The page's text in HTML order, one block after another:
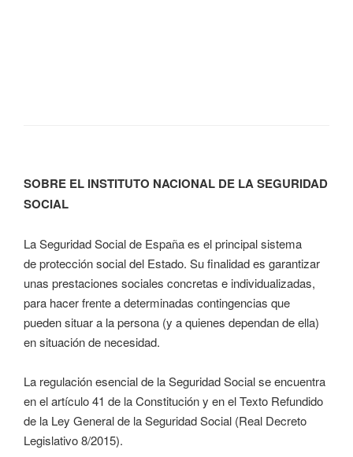
SOBRE EL INSTITUTO NACIONAL DE LA SEGURIDAD
SOCIAL
La Seguridad Social de España es el principal sistema
de protección social del Estado. Su finalidad es garantizar
unas prestaciones sociales concretas e individualizadas,
para hacer frente a determinadas contingencias que
pueden situar a la persona (y a quienes dependan de ella)
en situación de necesidad.
La regulación esencial de la Seguridad Social se encuentra
en el artículo 41 de la Constitución y en el Texto Refundido
de la Ley General de la Seguridad Social (Real Decreto
Legislativo 8/2015).